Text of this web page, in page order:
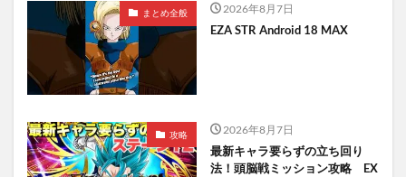
まとめ全般 2026年8月7日
EZA STR Android 18 MAX
攻略 2026年8月7日
最新キャラ要らずの立ち回り
法！頭脳戦ミッション攻略 EX